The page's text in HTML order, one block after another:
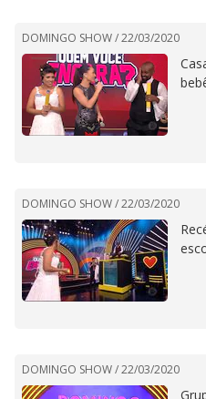
DOMINGO SHOW /22/03/2020
DOMINGO SHOW /22/03/2020
DOMINGO SHOW /22/03/2020